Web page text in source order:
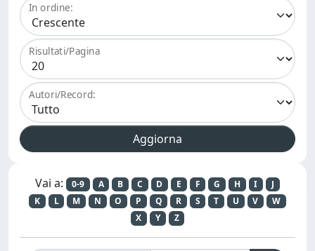
In ordine:
Risultati/Pagina
Autori/Record:
Vai a: 0-9 A B C D E F G H I
J
K
L M N O P Q R S T U V
W
X
Y Z